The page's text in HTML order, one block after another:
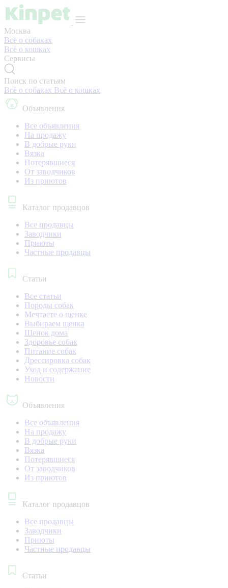
Москва
Всё о собаках
Всё о кошках
Сервисы
Поиск по статьям
Всё о собаках Всё о кошках
Объявления
Все объявления
На продажу
В добрые руки
Вязка
Потерявшиеся
От заводчиков
Из приютов
Каталог продавцов
Все продавцы
Заводчики
Приюты
Частные продавцы
Статьи
Все статьи
Породы собак
Мечтаете о щенке
Выбираем щенка
Щенок дома
Здоровье собак
Питание собак
Дрессировка собак
Уход и содержание
Новости
Объявления
Все объявления
На продажу
В добрые руки
Вязка
Потерявшиеся
От заводчиков
Из приютов
Каталог продавцов
Все продавцы
Заводчики
Приюты
Частные продавцы
Статьи